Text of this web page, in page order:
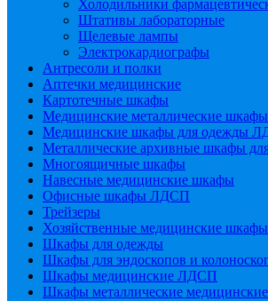
Холодильники
Штативы лабораторные
Щелевые лампы
Электрокардиографы
Антресоли и полки
Аптечки медицинские
Картотечные шкафы
Медицинские металлические
Медицинские шкафы для одежды
Металлические архивные шкафы
Многоящичные шкафы
Навесные медицинские шкафы
Офисные шкафы ЛДСП
Трейзеры
Хозяйственные медицинские шкафы
Шкафы для одежды
Шкафы для эндоскопов и
Шкафы медицинские ЛДСП
Шкафы металлические медицинские